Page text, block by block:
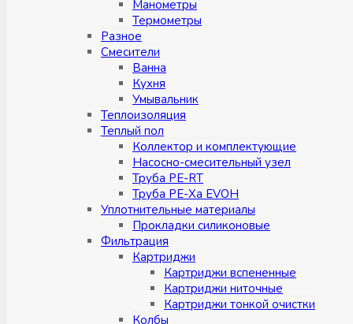
Манометры
Термометры
Разное
Смесители
Ванна
Кухня
Умывальник
Теплоизоляция
Теплый пол
Коллектор и комплектующие
Насосно-смесительный узел
Труба PE-RT
Труба PE-Xa EVOH
Уплотнительные материалы
Прокладки силиконовые
Фильтрация
Картриджи
Картриджи вспененные
Картриджи ниточные
Картриджи тонкой очистки
Колбы